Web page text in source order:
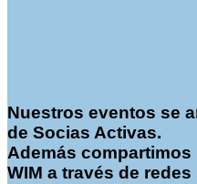
Nuestros eventos se
de Socias Activas.
Además
WIM a través de